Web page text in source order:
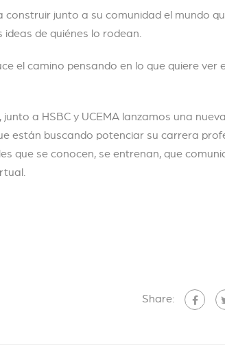
junto a su comunidad el mundo
de quiénes lo rodean.
el camino pensando en lo que quiere ver
a HSBC y UCEMA lanzamos una
están buscando potenciar su carrera
que se conocen, se entrenan, que
Share: